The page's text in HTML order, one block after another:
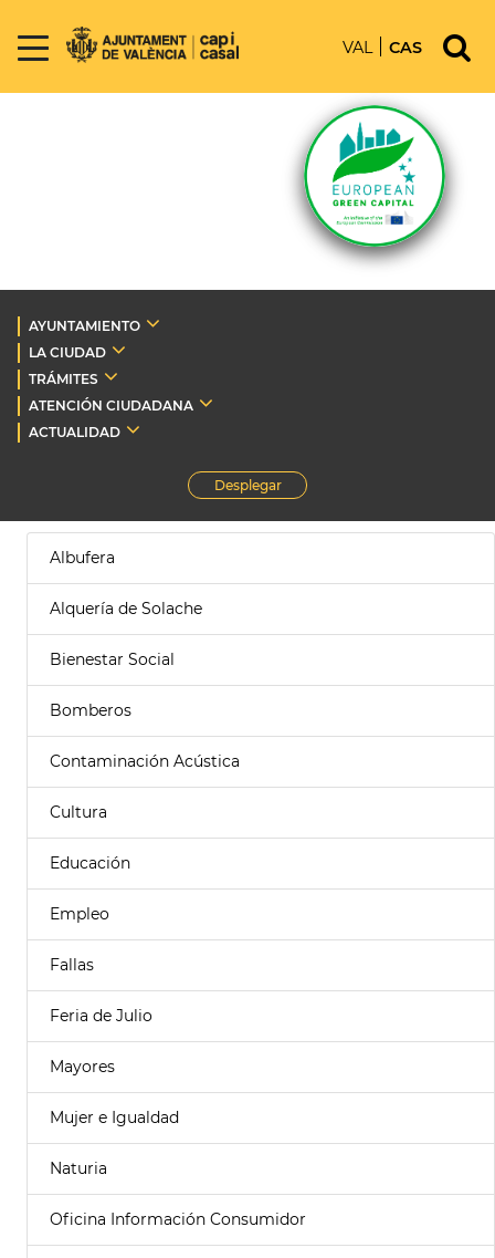
VAL CAS
AYUNTAMIENTO
LA CIUDAD
TRÁMITES
ATENCIÓN CIUDADANA
ACTUALIDAD
Desplegar
Albufera
Alquería de Solache
Bienestar Social
Bomberos
Contaminación Acústica
Cultura
Educación
Empleo
Fallas
Feria de Julio
Mayores
Mujer e Igualdad
Naturia
Oficina Información Consumidor